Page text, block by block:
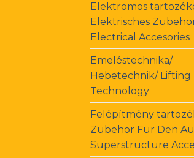
Elektromos
Elektrisches
Electrical Accesories
Emeléstechnika/
Hebetechnik/ Lifting
Technology
Felépítmény
Zubehör Für Den
Superstructure